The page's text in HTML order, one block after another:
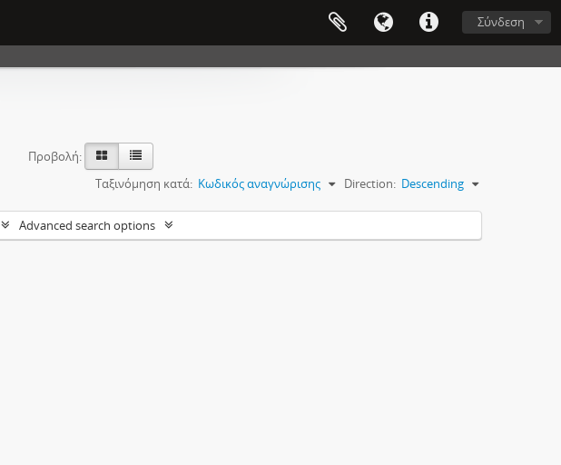
Σύνδεση
Προβολή:
Ταξινόμηση κατά: Κωδικός αναγνώρισης Direction: Descending
Advanced search options